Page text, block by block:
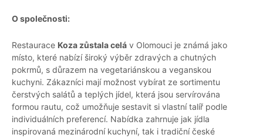
O společnosti:
Restaurace Koza zůstala celá v Olomouci je známá jako
místo, které nabízí široký výběr zdravých a chutných
pokrmů, s důrazem na vegetariánskou a veganskou
kuchyni. Zákazníci mají možnost vybírat ze sortimentu
čerstvých salátů a teplých jídel, která jsou servírována
formou rautu, což umožňuje sestavit si vlastní talíř podle
individuálních preferencí. Nabídka zahrnuje jak jídla
inspirovaná mezinárodní kuchyní, tak i tradiční české